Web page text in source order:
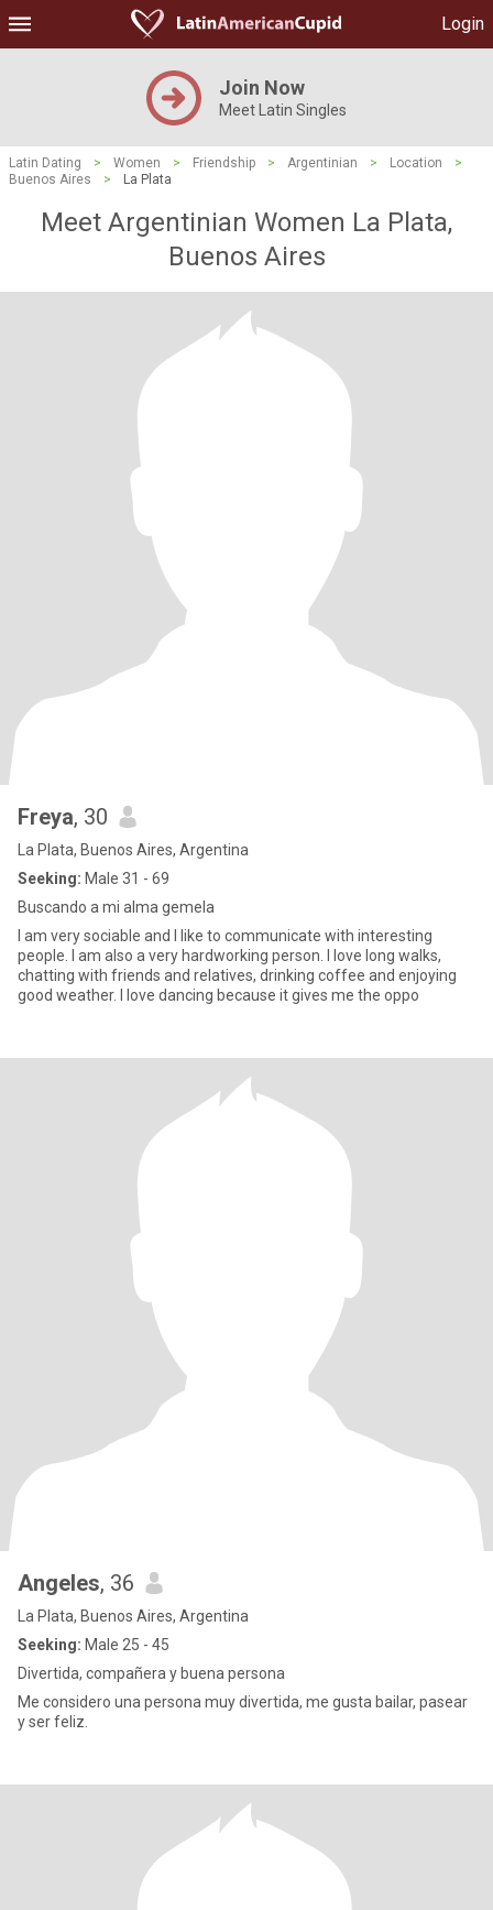
Login
Join Now
Meet Latin Singles
Latin Dating > Women > Friendship > Argentinian > Location
>
Buenos Aires
> La Plata
Meet Argentinian Women La Plata,
Buenos Aires
Freya, 30
La Plata, Buenos Aires, Argentina
Seeking: Male 31 - 69
Buscando a mi alma gemela
people. I am also a very hardworking person. I love long walks,
chatting with friends and relatives, drinking coffee and enjoying
good weather. I love dancing because it gives me the oppo
Angeles, 36
La Plata, Buenos Aires, Argentina
Seeking: Male 25 - 45
Divertida, compañera y buena persona
Me considero una persona muy divertida, me gusta bailar, pasear
y ser feliz.